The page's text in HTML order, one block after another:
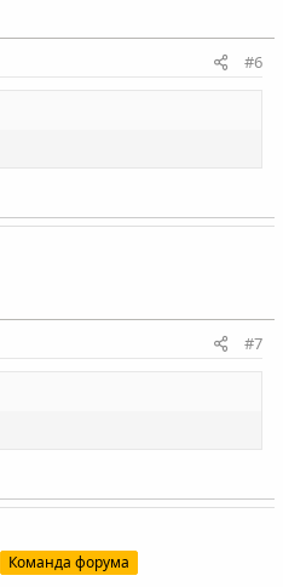
#6
#7
Команда форума